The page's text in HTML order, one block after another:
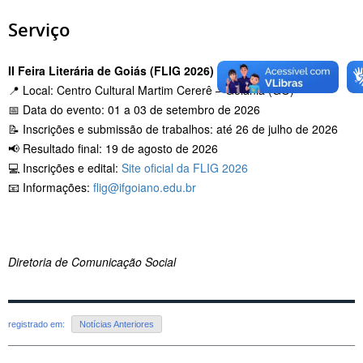
Serviço
II Feira Literária de Goiás (FLIG 2026)
📍 Local: Centro Cultural Martim Cererê – Goiânia (GO)
📅 Data do evento: 01 a 03 de setembro de 2026
📝 Inscrições e submissão de trabalhos: até 26 de julho de 2026
📢 Resultado final: 19 de agosto de 2026
💻 Inscrições e edital: Site oficial da FLIG 2026
📧 Informações: flig@ifgoiano.edu.br
Diretoria de Comunicação Social
registrado em: Notícias Anteriores